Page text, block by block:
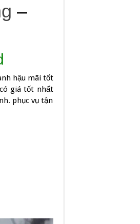
–
hậu mãi tốt
giá tốt nhất
phục vụ tận